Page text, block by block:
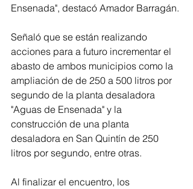
Ensenada", destacó Amador Barragán.
Señaló que se están realizando
acciones para a futuro incrementar el
abasto de ambos municipios como la
ampliación de de 250 a 500 litros por
segundo de la planta desaladora
"Aguas de Ensenada" y la
construcción de una planta
desaladora en San Quintín de 250
litros por segundo, entre otras.
Al finalizar el encuentro, los